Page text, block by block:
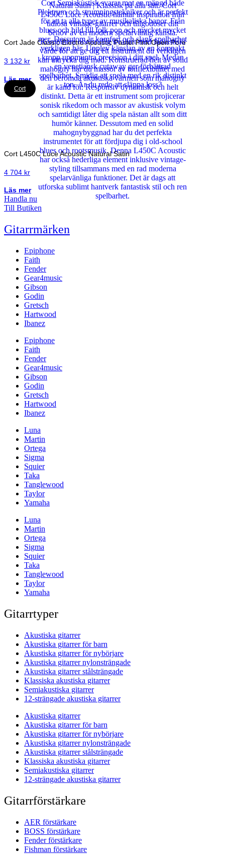
Cort Jade Classic Electro Acoustic Pastel Pink Open Pore
3 132 kr
Läs mer
Cort
Cort L450C Luce Acoustic Natural Satin
4 704 kr
Läs mer
Handla nu
Till Butiken
Gitarrmärken
Epiphone
Faith
Fender
Gear4music
Gibson
Godin
Gretsch
Hartwood
Ibanez
Epiphone
Faith
Fender
Gear4music
Gibson
Godin
Gretsch
Hartwood
Ibanez
Luna
Martin
Ortega
Sigma
Squier
Taka
Tanglewood
Taylor
Yamaha
Luna
Martin
Ortega
Sigma
Squier
Taka
Tanglewood
Taylor
Yamaha
Gitarrtyper
Akustiska gitarrer
Akustiska gitarrer för barn
Akustiska gitarrer för nybörjare
Akustiska gitarrer nylonsträngade
Akustiska gitarrer stålsträngade
Klassiska akustiska gitarrer
Semiakustiska gitarrer
12-strängade akustiska gitarrer
Akustiska gitarrer
Akustiska gitarrer för barn
Akustiska gitarrer för nybörjare
Akustiska gitarrer nylonsträngade
Akustiska gitarrer stålsträngade
Klassiska akustiska gitarrer
Semiakustiska gitarrer
12-strängade akustiska gitarrer
Gitarrförstärkare
AER förstärkare
BOSS förstärkare
Fender förstärkare
Fishman förstärkare